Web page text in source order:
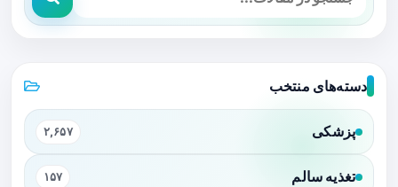
دسته‌های منتخب
پزشکی ۲,۶۵۷
تغذیه سالم ۱۵۷